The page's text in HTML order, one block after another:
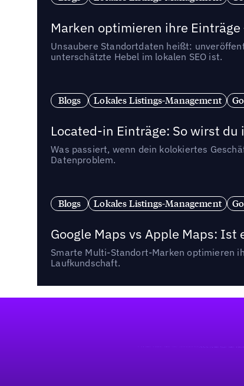
Marken optimieren ihre
Unsaubere Standortdaten heißt:
unterschätzte Hebel im lokalen SEO ist.
Blogs Lokales Listings-Management
Located-in Einträge: So wirst
Was passiert, wenn dein kolokiertes
Datenproblem.
Blogs Lokales Listings-Management
Google Maps vs Apple Maps:
Smarte Multi-Standort-Marken optimieren
Laufkundschaft.